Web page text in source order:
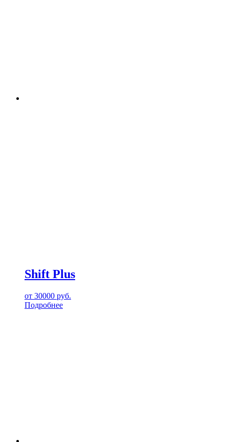
Shift Plus
от 30000 руб.
Подробнее